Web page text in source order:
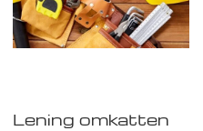
Lening omkatten